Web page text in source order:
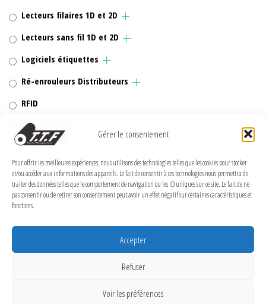
Gérer le consentement
Pour offrir les meilleures expériences, nous utilisons des technologies telles que les cookies pour stocker
et/ou accéder aux informations des appareils. Le fait de consentir à ces technologies nous permettra de
traiter des données telles que le comportement de navigation ou les ID uniques sur ce site. Le fait de ne
pas consentir ou de retirer son consentement peut avoir un effet négatif sur certaines caractéristiques et
fonctions.
Accepter
Refuser
Voir les préférences
Lecteurs filaires 1D et 2D
Lecteurs sans fil 1D et 2D
Logiciels étiquettes
Ré-enrouleurs Distributeurs
RFID
Rubans transfert thermique
Têtes d'impression
Politique de cookies (UE)